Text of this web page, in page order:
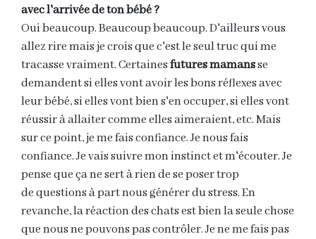
avec l'arrivée de ton bébé ?
Oui beaucoup. Beaucoup beaucoup. D'ailleurs vous
allez rire mais je crois que c'est le seul truc qui me
tracasse vraiment. Certainesfutures mamansse
demandent si elles vont avoir les bons réflexes avec
leur bébé, si elles vont bien s'en occuper, si elles vont
réussir à allaiter comme elles aimeraient, etc. Mais
sur ce point, je me fais confiance. Je nous fais
confiance. Je vais suivre mon instinct et m'écouter. Je
pense que ça ne sert à rien de se poser trop
de questions à part nous générer du stress. En
revanche, la réaction des chats est bien la seule chose
que nous ne pouvons pas contrôler. Je ne me fais pas